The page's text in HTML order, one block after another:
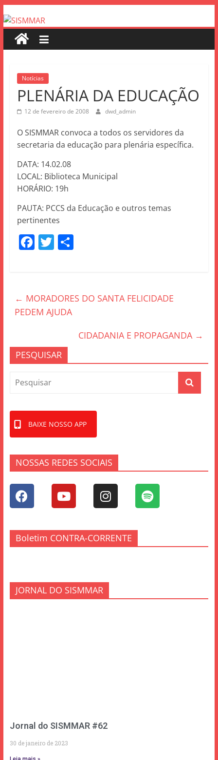
Notícias
PLENÁRIA DA EDUCAÇÃO
12 de fevereiro de 2008 dwd_admin
O SISMMAR convoca a todos os servidores da
secretaria da educação para plenária específica.
DATA: 14.02.08
LOCAL: Biblioteca Municipal
HORÁRIO: 19h
PAUTA: PCCS da Educação e outros temas
pertinentes
F
b
o
k
T S
← MORADORES DO SANTA FELICIDADE
PEDEM AJUDA
CIDADANIA E PROPAGANDA →
PESQUISAR
BAIXE NOSSO APP
NOSSAS REDES SOCIAIS
Boletim CONTRA-CORRENTE
JORNAL DO SISMMAR
Jornal do SISMMAR #62
30 de janeiro de 2023